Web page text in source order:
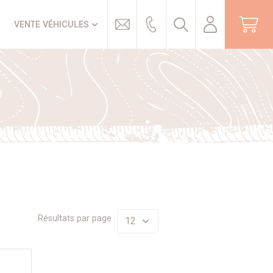
VENTE VÉHICULES
Résultats par page